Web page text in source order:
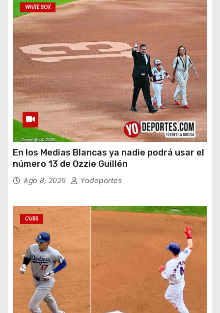
WHITE SOX
En los Medias Blancas ya nadie podrá usar el
número 13 de Ozzie Guillén
Ago 8, 2026 Yodeportes
CUBS